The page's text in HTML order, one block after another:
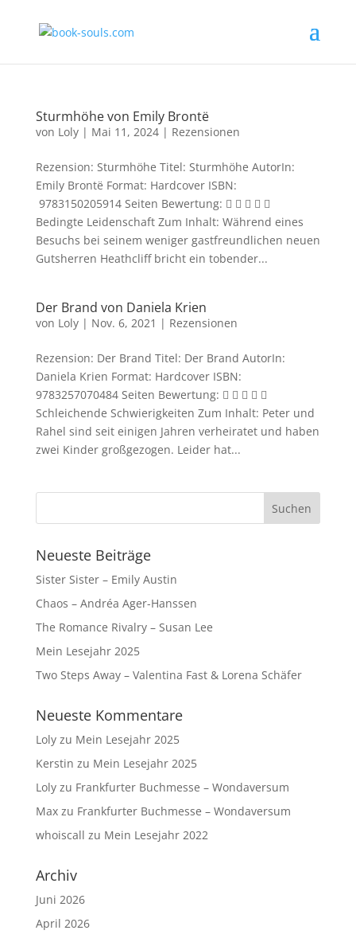
Sturmhöhe von Emily Brontë
von Loly| Mai 11, 2024| Rezensionen
Rezension: Sturmhöhe Titel: Sturmhöhe AutorIn:
Emily Brontë Format: Hardcover ISBN:
‎ 9783150205914 Seiten Bewertung:     
Bedingte Leidenschaft Zum Inhalt: Während eines
Besuchs bei seinem weniger gastfreundlichen neuen
Gutsherren Heathcliff bricht ein tobender...
Der Brand von Daniela Krien
von Loly| Nov. 6, 2021 | Rezensionen
Rezension: Der Brand Titel: Der Brand AutorIn:
Daniela Krien Format: Hardcover ISBN:
9783257070484 Seiten Bewertung:     
Schleichende Schwierigkeiten Zum Inhalt: Peter und
Rahel sind seit einigen Jahren verheiratet und haben
zwei Kinder großgezogen. Leider hat...
Neueste Beiträge
Sister Sister – Emily Austin
Chaos – Andréa Ager-Hanssen
The Romance Rivalry – Susan Lee
Mein Lesejahr 2025
Two Steps Away – Valentina Fast & Lorena Schäfer
Neueste Kommentare
Lolyzu Mein Lesejahr 2025
Kerstin zu Mein Lesejahr 2025
Lolyzu Frankfurter Buchmesse – Wondaversum
Maxzu Frankfurter Buchmesse – Wondaversum
whoiscall zu Mein Lesejahr 2022
Archiv
Juni 2026
April 2026